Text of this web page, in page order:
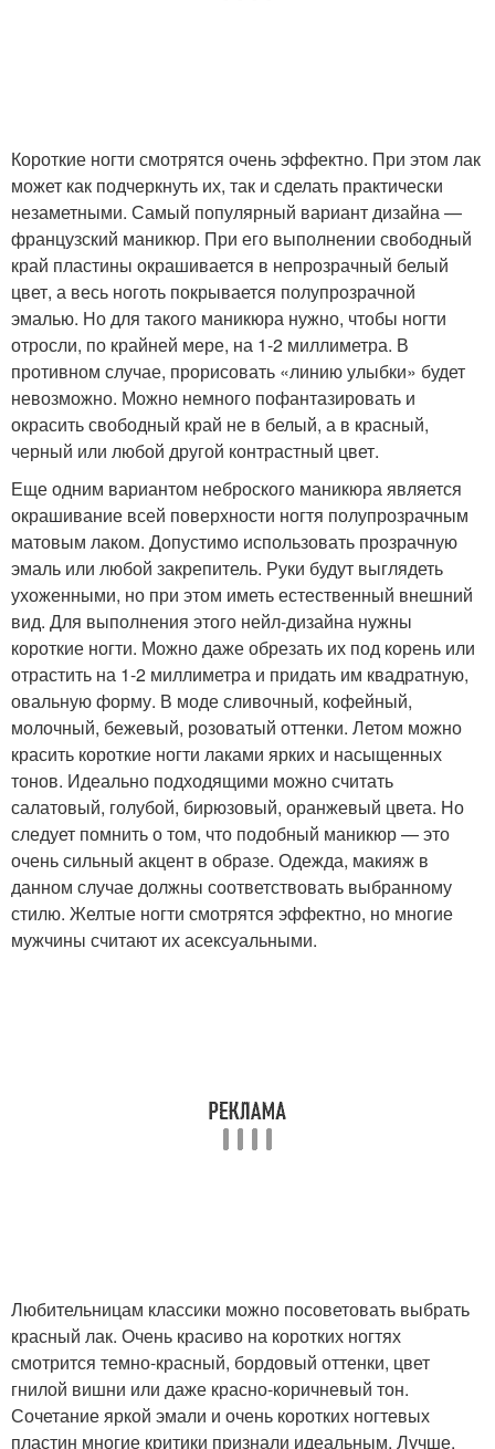
Короткие ногти смотрятся очень эффектно. При этом лак
может как подчеркнуть их, так и сделать практически
незаметными. Самый популярный вариант дизайна —
французский маникюр. При его выполнении свободный
край пластины окрашивается в непрозрачный белый
цвет, а весь ноготь покрывается полупрозрачной
эмалью. Но для такого маникюра нужно, чтобы ногти
отросли, по крайней мере, на 1-2 миллиметра. В
противном случае, прорисовать «линию улыбки» будет
невозможно. Можно немного пофантазировать и
окрасить свободный край не в белый, а в красный,
черный или любой другой контрастный цвет.
Еще одним вариантом неброского маникюра является
окрашивание всей поверхности ногтя полупрозрачным
матовым лаком. Допустимо использовать прозрачную
эмаль или любой закрепитель. Руки будут выглядеть
ухоженными, но при этом иметь естественный внешний
вид. Для выполнения этого нейл-дизайна нужны
короткие ногти. Можно даже обрезать их под корень или
отрастить на 1-2 миллиметра и придать им квадратную,
овальную форму. В моде сливочный, кофейный,
молочный, бежевый, розоватый оттенки. Летом можно
красить короткие ногти лаками ярких и насыщенных
тонов. Идеально подходящими можно считать
салатовый, голубой, бирюзовый, оранжевый цвета. Но
следует помнить о том, что подобный маникюр — это
очень сильный акцент в образе. Одежда, макияж в
данном случае должны соответствовать выбранному
стилю. Желтые ногти смотрятся эффектно, но многие
мужчины считают их асексуальными.
Любительницам классики можно посоветовать выбрать
красный лак. Очень красиво на коротких ногтях
смотрится темно-красный, бордовый оттенки, цвет
гнилой вишни или даже красно-коричневый тон.
Сочетание яркой эмали и очень коротких ногтевых
пластин многие критики признали идеальным. Лучше,